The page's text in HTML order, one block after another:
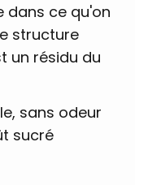
dans ce qu'on
structure
un résidu du
sans odeur
sucré